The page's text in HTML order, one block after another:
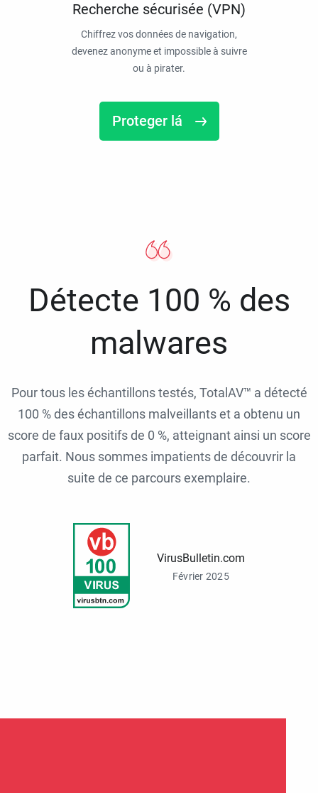
Recherche sécurisée (VPN)
Chiffrez vos données de navigation,
devenez anonyme et impossible à suivre
ou à pirater.
Proteger lá
Détecte 100 % des
malwares
Pour tous les échantillons testés, TotalAV™ a détecté
100 % des échantillons malveillants et a obtenu un
score de faux positifs de 0 %, atteignant ainsi un score
parfait. Nous sommes impatients de découvrir la
suite de ce parcours exemplaire.
VirusBulletin.com
Février 2025